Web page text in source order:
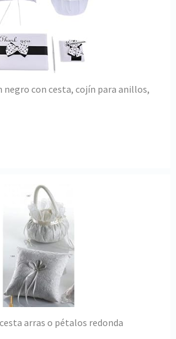
negro con cesta, cojín para anillos,
arras o pétalos redonda